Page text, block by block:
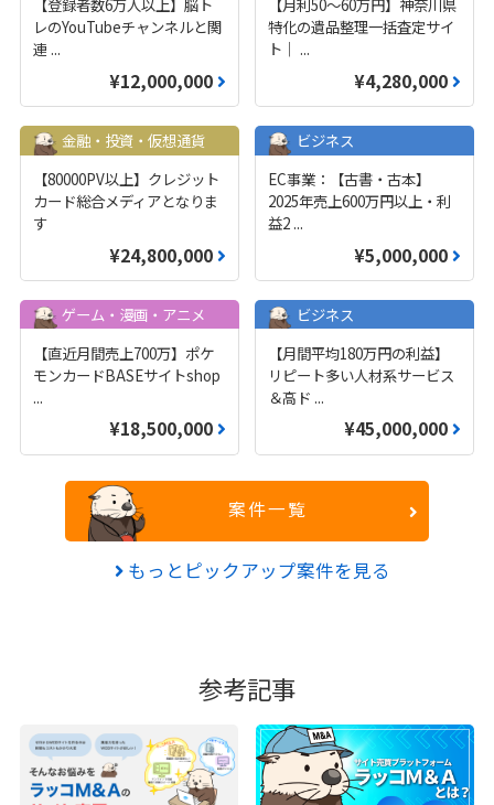
レのYouTubeチャンネルと関
連 ...
¥12,000,000
特化の遺品整理一括査定サイ
ト｜ ...
¥4,280,000
金融・投資・仮想通貨
【80000PV以上】クレジット
カード総合メディアとなりま
す
¥24,800,000
ビジネス
EC事業：【古書・古本】
2025年売上600万円以上・利
益2 ...
¥5,000,000
ゲーム・漫画・アニメ
【直近月間売上700万】ポケ
モンカードBASEサイトshop
...
¥18,500,000
ビジネス
【月間平均180万円の利益】
リピート多い人材系サービス
＆高ド ...
¥45,000,000
案件一覧
もっとピックアップ案件を見る
参考記事